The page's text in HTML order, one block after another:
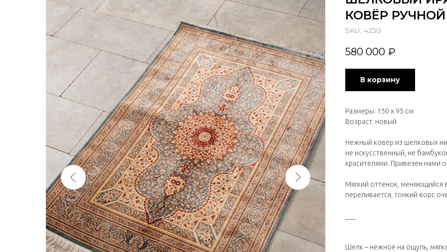
КОВЁР
SKU: 4230
580 000 ₽
В корзину
Размеры: 150 х 95 см
Возраст: новый
Нежный ковёр из шелковых
не искусственный, не
красителями. Привезен нами
Мягкий оттенок, меняющийся
переливается, тонкий ворс
Шелк – нежное на ощупь,